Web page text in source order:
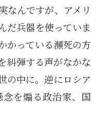
なんですが、アメリ
だ兵器を使っていま
かっている瀕死の方
糾弾する声がなかな
の中に。逆にロシア
を煽る政治家、国